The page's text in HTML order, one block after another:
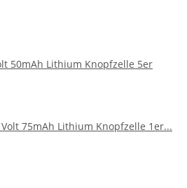
50mAh Lithium Knopfzelle 5er